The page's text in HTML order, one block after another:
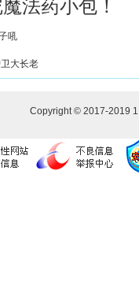
法药小包！
吼
大长老
Copyright © 2017-2019